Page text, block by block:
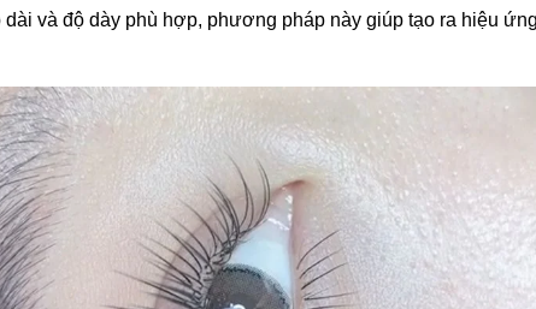
và độ dày phù hợp, phương pháp này giúp tạo ra hiệu
-31% -26%